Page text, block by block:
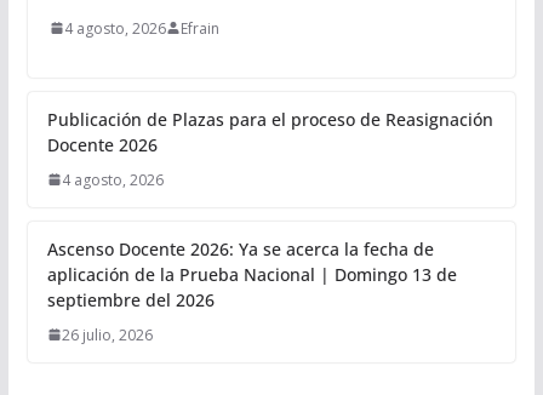
4 agosto, 2026 Efrain
Publicación de Plazas para el proceso de Reasignación
Docente 2026
4 agosto, 2026
Ascenso Docente 2026: Ya se acerca la fecha de
aplicación de la Prueba Nacional | Domingo 13 de
septiembre del 2026
26 julio, 2026